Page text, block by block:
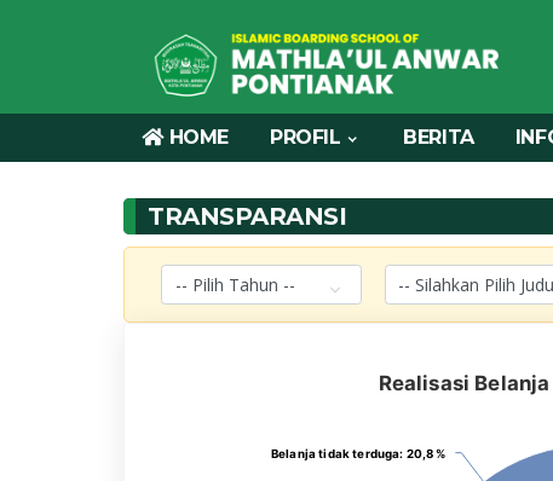
HOME PROFIL BERITA
TRANSPARANSI
Realisasi
Belanja tidak terduga: 20,8 %
Belanja tidak terduga: 20,8 %